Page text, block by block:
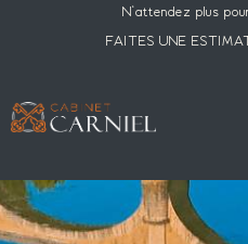
N'attendez plus
FAITES UNE